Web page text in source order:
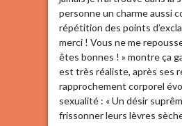
personne un charme aussi
répétition des points
merci ! Vous ne me
êtes bonnes ! » montre ça
est très réaliste, après ses
rapprochement corporel
sexualité : « Un désir
frissonner leurs lèvres